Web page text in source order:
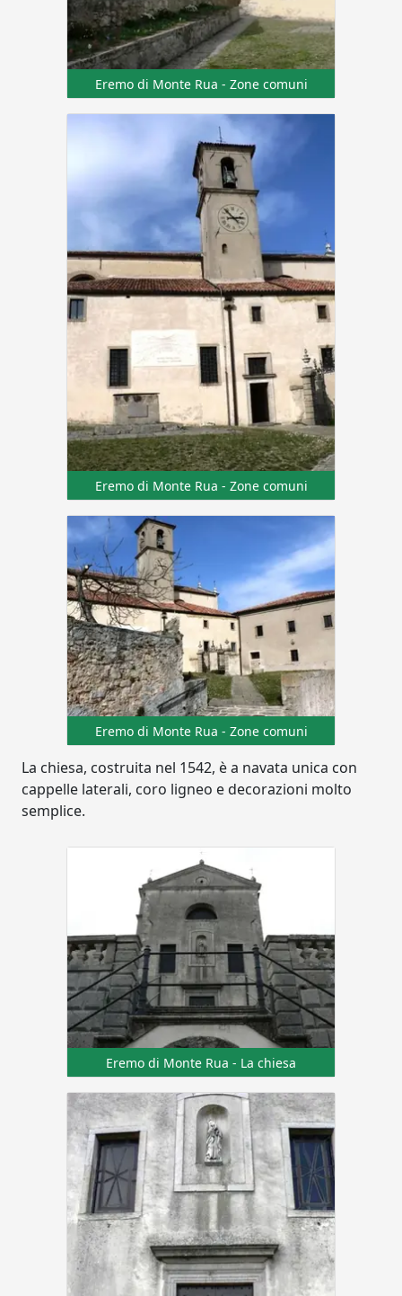
Eremo di Monte Rua - Zone comuni
Eremo di Monte Rua - Zone comuni
Eremo di Monte Rua - Zone comuni
La chiesa, costruita nel 1542, è a navata unica con
cappelle laterali, coro ligneo e decorazioni molto
semplice.
Eremo di Monte Rua - La chiesa